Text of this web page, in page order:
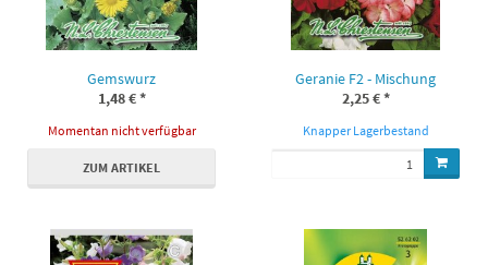
Gemswurz
1,48 €*
Momentan nicht verfügbar
ZUM ARTIKEL
Geranie F2 - Mischung
2,25 €*
Knapper Lagerbestand